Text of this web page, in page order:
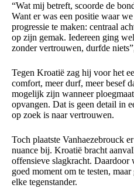
“Wat mij betreft, scoorde de
Want er was een positie waar
progressie te maken: centraal
op zijn gemak. Iedereen ging
zonder vertrouwen, durfde
Tegen Kroatië zag hij voor het
comfort, meer durf, meer besef
mogelijk zijn wanneer
opvangen. Dat is geen detail in
op zoek is naar vertrouwen.
Toch plaatste Vanhaezebrouck
nuance bij. Kroatië bracht
offensieve slagkracht. Daardoor
goed moment om te testen,
elke tegenstander.